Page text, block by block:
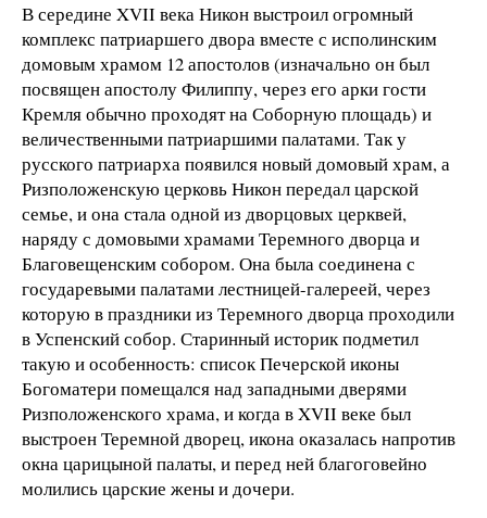
В середине XVII века Никон выстроил огромный
комплекс патриаршего двора вместе с исполинским
домовым храмом 12 апостолов (изначально он был
посвящен апостолу Филиппу, через его арки гости
Кремля обычно проходят на Соборную площадь) и
величественными патриаршими палатами. Так у
русского патриарха появился новый домовый храм, а
Ризположенскую церковь Никон передал царской
семье, и она стала одной из дворцовых церквей,
наряду с домовыми храмами Теремного дворца и
Благовещенским собором. Она была соединена с
государевыми палатами лестницей-галереей, через
которую в праздники из Теремного дворца проходили
в Успенский собор. Старинный историк подметил
такую и особенность: список Печерской иконы
Богоматери помещался над западными дверями
Ризположенского храма, и когда в XVII веке был
выстроен Теремной дворец, икона оказалась напротив
окна царицыной палаты, и перед ней благоговейно
молились царские жены и дочери.